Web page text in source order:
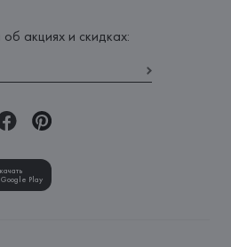
акциях и скидках:
Google Play